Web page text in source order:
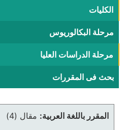
الكليات
مرحلة البكالوريوس
مرحلة الدراسات العليا
بحث فى المقررات
المقرر باللغة العربية: مقال (4)